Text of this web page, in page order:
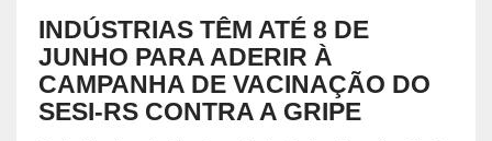
INDÚSTRIAS TÊM ATÉ 8 DE
JUNHO PARA ADERIR À
CAMPANHA DE VACINAÇÃO DO
SESI-RS CONTRA A GRIPE